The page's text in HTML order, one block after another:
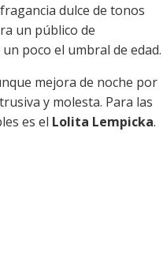
dulce de tonos
un público de
poco el umbral de edad.
mejora de noche por
y molesta. Para las
es el Lolita Lempicka.